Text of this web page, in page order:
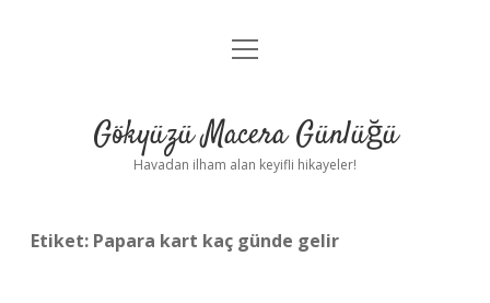
Anasayfa
Yasal Uyarı
menüyü
Gökyüzü Macera Günlüğü
Havadan ilham alan keyifli hikayeler!
Etiket: Papara kart kaç günde gelir